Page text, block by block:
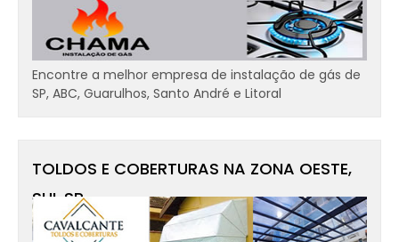
Encontre a melhor empresa de instalação de gás de
SP, ABC, Guarulhos, Santo André e Litoral
TOLDOS E COBERTURAS NA ZONA OESTE,
SUL SP